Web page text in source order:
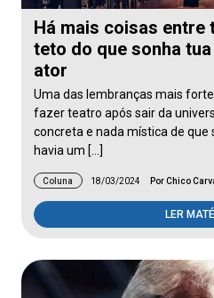
Há mais coisas entre
teto do que sonha
ator
Uma das lembranças mais
fazer teatro após sair da
concreta e nada mística de que
havia um […]
Coluna 18/03/2024 Por Chico
LER